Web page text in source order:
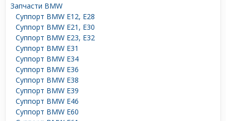
Запчасти BMW
Суппорт BMW E12, E28
Суппорт BMW E21, E30
Суппорт BMW E23, E32
Суппорт BMW E31
Суппорт BMW E34
Суппорт BMW E36
Суппорт BMW E38
Суппорт BMW E39
Суппорт BMW E46
Суппорт BMW E60